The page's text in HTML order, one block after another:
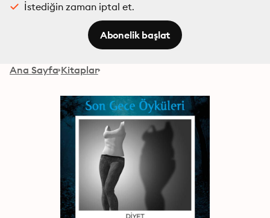
İstediğin zaman iptal et.
Abonelik başlat
Ana Sayfa Kitaplar